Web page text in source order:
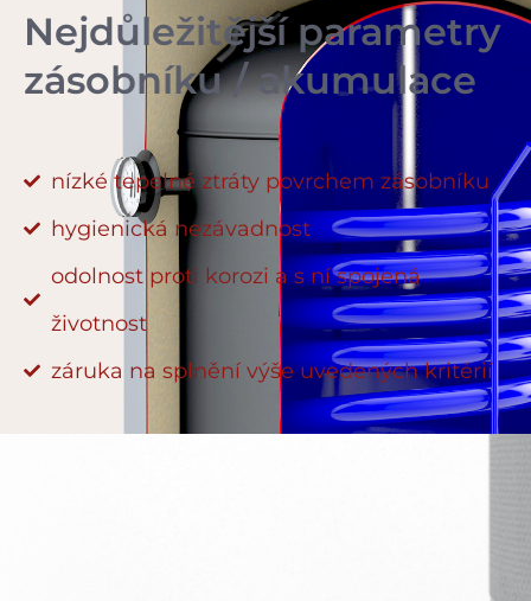
Nejdůležitější parametry
zásobníku / akumulace
nízké tepelné ztráty povrchem zásobníku
hygienická nezávadnost
odolnost proti korozi a s ní spojená
životnost
záruka na splnění výše uvedených kritérií